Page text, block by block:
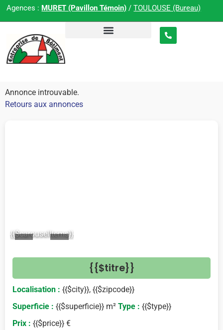
Agences : MURET (Pavillon Témoin) /TOULOUSE (Bureau)
Annonce introuvable.
Retours aux annonces
{{$carouselItems}}
{{$titre}}
Localisation : {{$city}}, {{$zipcode}}
Superficie : {{$superficie}} m² Type : {{$type}}
Prix : {{$price}} €